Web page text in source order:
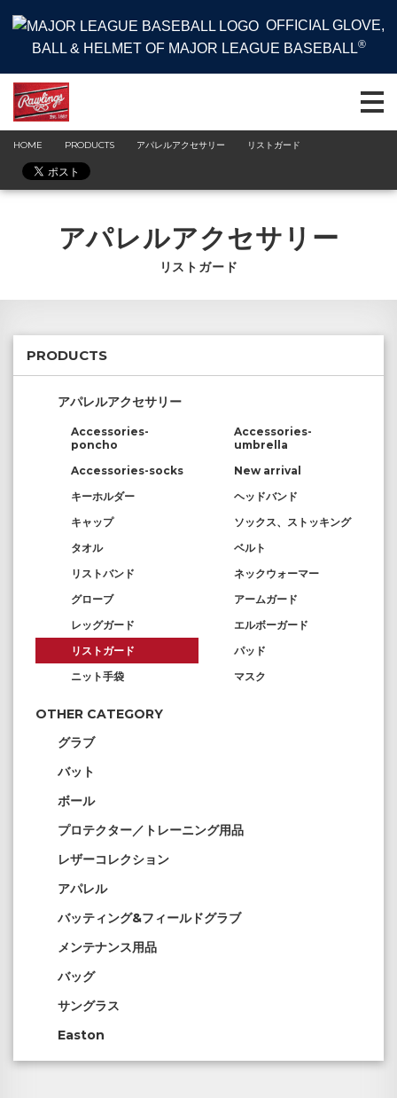
OFFICIAL GLOVE,
BALL & HELMET OF MAJOR LEAGUE BASEBALL®
HOME PRODUCTS アパレルアクセサリー リストガード
アパレルアクセサリー
リストガード
PRODUCTS
アパレルアクセサリー
Accessories-
poncho
Accessories-
umbrella
Accessories-socks
New arrival
キーホルダー
ヘッドバンド
キャップ
ソックス、ストッキング
タオル
ベルト
リストバンド
ネックウォーマー
グローブ
アームガード
レッグガード
エルボーガード
リストガード
パッド
ニット手袋
マスク
OTHER CATEGORY
グラブ
バット
ボール
プロテクター／トレーニング用品
レザーコレクション
アパレル
バッティング&フィールドグラブ
メンテナンス用品
バッグ
サングラス
Easton